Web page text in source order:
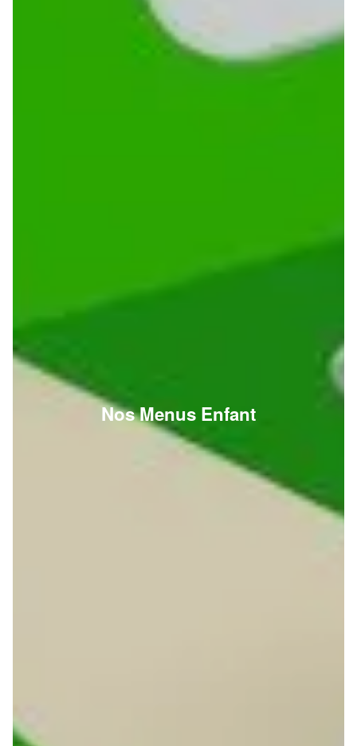
Nos Menus Enfant